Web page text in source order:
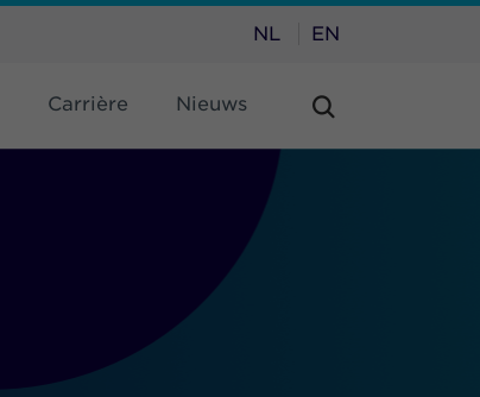
NL EN
Carrière Nieuws